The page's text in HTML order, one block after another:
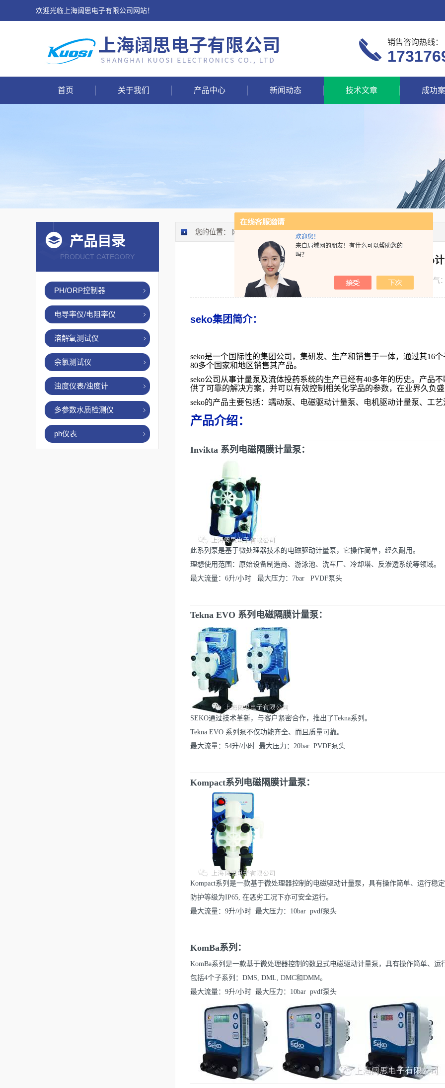
欢迎您！
来自局域网的朋友！有什么可以帮助您的
吗？
欢迎光临上海阔思电子有限公司网站！
销售咨询热线：
首页 关于我们 产品中心 新闻动态 技术文章 成功
产品目录
PRODUCT CATEGORY
PH/ORP控制器
电导率仪/电阻率仪
溶解氧测试仪
余氯测试仪
浊度仪表/浊度计
多参数水质检测仪
ph仪表
您的位置： 网站首页>技术文章> 全面了解意大利seko计量泵
全面了解意大利seko
发布日期： 2022-07-25 浏览人气
seko集团简介：
seko是一个国际性的集团公司，集研发、生产和销售于一体，通过其16
80多个国家和地区销售其产品。
seko公司从事计量泵及流体投药系统的生产已经有40多年的历史。产品
供了可靠的解决方案，并可以有效控制相关化学品的参数，在业界久负
seko的产品主要包括：蠕动泵、电磁驱动计量泵、电机驱动计量泵、工
产品介绍：
Invikta 系列电磁隔膜计量泵：
此系列泵是基于微处理器技术的电磁驱动计量泵，它操作简单，经久耐用。
理想使用范围：原始设备制造商、 游泳池、洗车厂、冷却塔、反渗透系统等领域。
最大流量：6升/小时 最大压力：7bar PVDF泵头
Tekna EVO 系列电磁隔膜计量泵：
SEKO通过技术革新，与客户紧密合作，推出了Tekna系列。
Tekna EVO 系列泵不仅功能齐全、而且质量可靠。
最大流量：54升/小时 最大压力：20bar PVDF泵头
Kompact系列电磁隔膜计量泵：
Kompact系列是一款基于微处理器控制的电磁驱动计量泵，具有操作简单、运行稳
防护等级为IP65, 在恶劣工况下亦可安全运行。
最大流量：9升/小时 最大压力：10bar pvdf泵头
KomBa系列：
KomBa系列是一款基于微处理器控制的数显式电磁驱动计量泵，具有操作简单、运
包括4个子系列：DMS, DML, DMC和DMM。
最大流量：9升/小时 最大压力：10bar pvdf泵头